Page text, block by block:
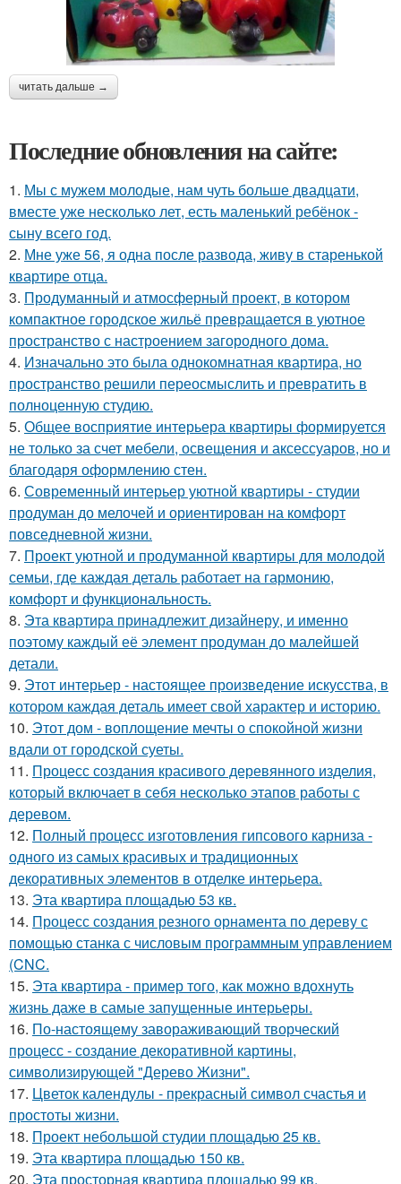
читать дальше →
Последние обновления на сайте:
1. Мы с мужем молодые, нам чуть больше двадцати,
вместе уже несколько лет, есть маленький ребёнок -
сыну всего год.
2. Мне уже 56, я одна после развода, живу в старенькой
квартире отца.
3. Продуманный и атмосферный проект, в котором
компактное городское жильё превращается в уютное
пространство с настроением загородного дома.
4. Изначально это была однокомнатная квартира, но
пространство решили переосмыслить и превратить в
полноценную студию.
5. Общее восприятие интерьера квартиры формируется
не только за счет мебели, освещения и аксессуаров, но и
благодаря оформлению стен.
6. Современный интерьер уютной квартиры - студии
продуман до мелочей и ориентирован на комфорт
повседневной жизни.
7. Проект уютной и продуманной квартиры для молодой
семьи, где каждая деталь работает на гармонию,
комфорт и функциональность.
8. Эта квартира принадлежит дизайнеру, и именно
поэтому каждый её элемент продуман до малейшей
детали.
9. Этот интерьер - настоящее произведение искусства, в
котором каждая деталь имеет свой характер и историю.
10. Этот дом - воплощение мечты о спокойной жизни
вдали от городской суеты.
11. Процесс создания красивого деревянного изделия,
который включает в себя несколько этапов работы с
деревом.
12. Полный процесс изготовления гипсового карниза -
одного из самых красивых и традиционных
декоративных элементов в отделке интерьера.
13. Эта квартира площадью 53 кв.
14. Процесс создания резного орнамента по дереву с
помощью станка с числовым программным управлением
(CNC.
15. Эта квартира - пример того, как можно вдохнуть
жизнь даже в самые запущенные интерьеры.
16. По-настоящему завораживающий творческий
процесс - создание декоративной картины,
символизирующей "Дерево Жизни".
17. Цветок календулы - прекрасный символ счастья и
простоты жизни.
18. Проект небольшой студии площадью 25 кв.
19. Эта квартира площадью 150 кв.
20. Эта просторная квартира площадью 99 кв.